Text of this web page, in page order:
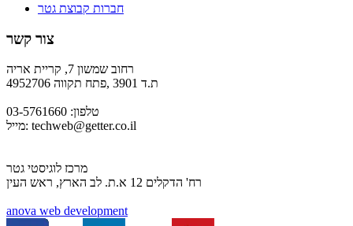
חברות קבוצת גטר
צור קשר
רחוב שמשון 7, קריית אריה
ת.ד 3901 ,פתח תקווה 4952706
טלפון: 03-5761660
מייל: techweb@getter.co.il
מרכז לוגיסטי גטר
רח' הדקלים 12 א.ת. לב הארץ, ראש העין
anova web development